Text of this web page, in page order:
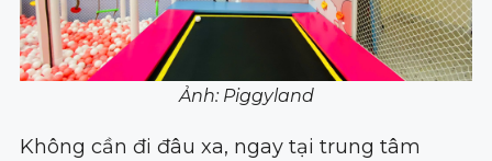
Ảnh: Piggyland
Không cần đi đâu xa, ngay tại trung tâm